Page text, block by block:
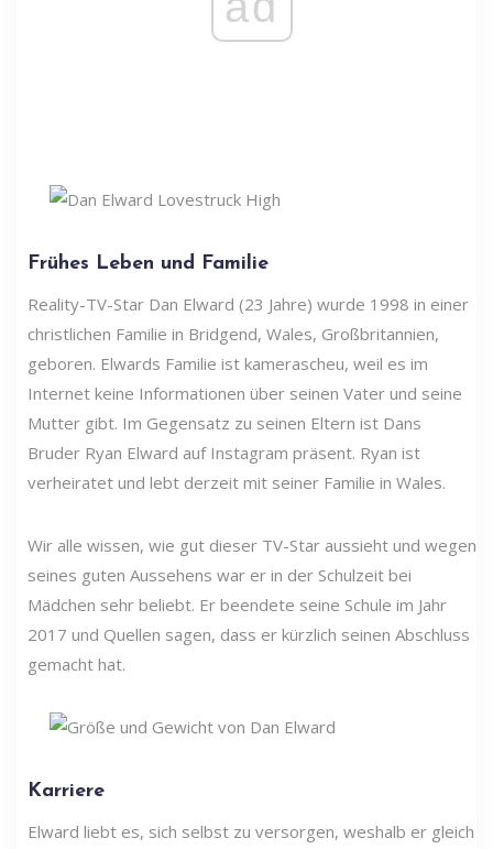
Frühes Leben und Familie
Reality-TV-Star Dan Elward (23 Jahre) wurde 1998 in einer
christlichen Familie in Bridgend, Wales, Großbritannien,
geboren. Elwards Familie ist kamerascheu, weil es im
Internet keine Informationen über seinen Vater und seine
Mutter gibt. Im Gegensatz zu seinen Eltern ist Dans
Bruder Ryan Elward auf Instagram präsent. Ryan ist
verheiratet und lebt derzeit mit seiner Familie in Wales.
Wir alle wissen, wie gut dieser TV-Star aussieht und wegen
seines guten Aussehens war er in der Schulzeit bei
Mädchen sehr beliebt. Er beendete seine Schule im Jahr
2017 und Quellen sagen, dass er kürzlich seinen Abschluss
gemacht hat.
Karriere
Elward liebt es, sich selbst zu versorgen, weshalb er gleich